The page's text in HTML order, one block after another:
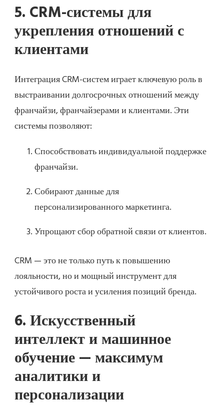
5. CRM-системы для
укрепления отношений с
клиентами
Интеграция CRM-систем играет ключевую роль в
выстраивании долгосрочных отношений между
франчайзи, франчайзерами и клиентами. Эти
системы позволяют:
Способствовать индивидуальной поддержке
франчайзи.
Собирают данные для
персонализированного маркетинга.
Упрощают сбор обратной связи от клиентов.
CRM — это не только путь к повышению
лояльности, но и мощный инструмент для
устойчивого роста и усиления позиций бренда.
6. Искусственный
интеллект и машинное
обучение — максимум
аналитики и
персонализации